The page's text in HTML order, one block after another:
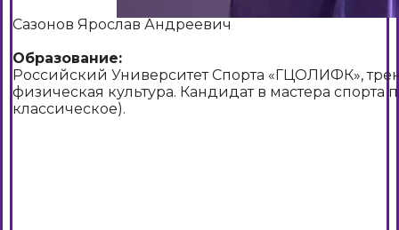
Сазонов Ярослав Андреевич
Образование:
Российский Университет Спорта «ГЦОЛИФК»,
физическая культура. Кандидат в мастера спорта
классическое).